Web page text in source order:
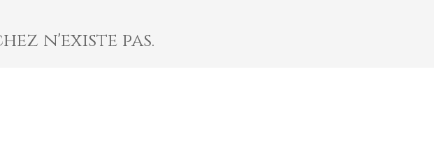
n'existe pas.